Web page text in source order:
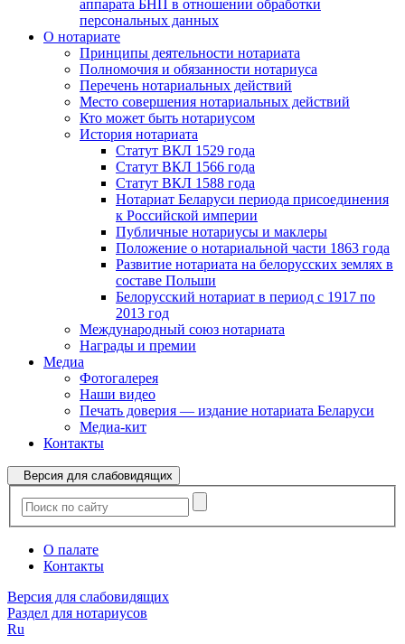
аппарата БНП в отношении обработки
персональных данных
О нотариате
Принципы деятельности нотариата
Полномочия и обязанности нотариуса
Перечень нотариальных действий
Место совершения нотариальных действий
Кто может быть нотариусом
История нотариата
Статут ВКЛ 1529 года
Статут ВКЛ 1566 года
Статут ВКЛ 1588 года
Нотариат Беларуси периода присоединения
к Российской империи
Публичные нотариусы и маклеры
Положение о нотариальной части 1863 года
Развитие нотариата на белорусских землях в
составе Польши
Белорусский нотариат в период с 1917 по
2013 год
Международный союз нотариата
Награды и премии
Медиа
Фотогалерея
Наши видео
Печать доверия — издание нотариата Беларуси
Медиа-кит
Контакты
Версия для слабовидящих
О палате
Контакты
Версия для слабовидящих
Раздел для нотариусов
Ru